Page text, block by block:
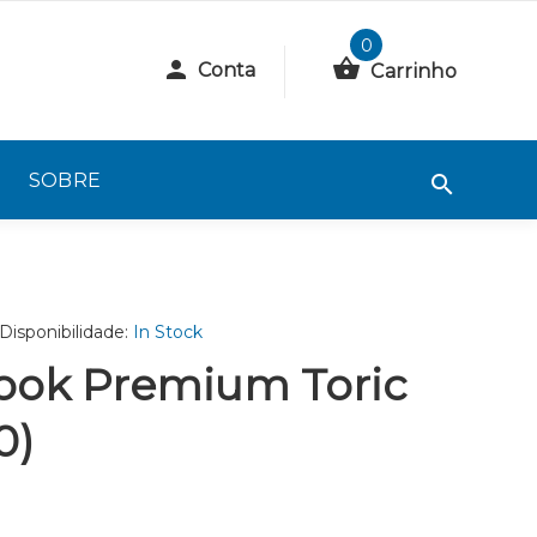
Conta
0
Carrinho
SOBRE
Disponibilidade: In Stock
Premium Toric